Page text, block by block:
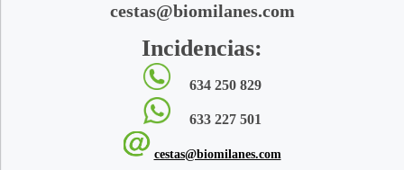
cestas@biomilanes.com
Incidencias:
634 250 829
633 227 501
cestas@biomilanes.com